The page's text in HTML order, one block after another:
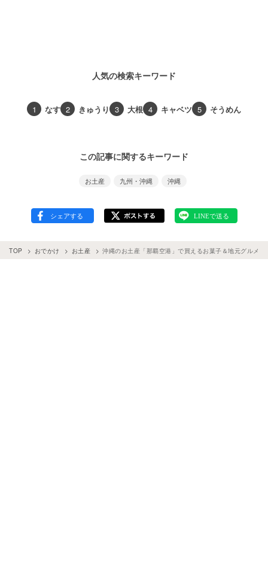
人気の検索キーワード
1 なす 2 きゅうり 3 大根 4 キャベツ 5 そうめん
この記事に関するキーワード
お土産 九州・沖縄 沖縄
TOP おでかけ お土産 沖縄のお土産「那覇空港」で買えるお菓子＆地元グルメ